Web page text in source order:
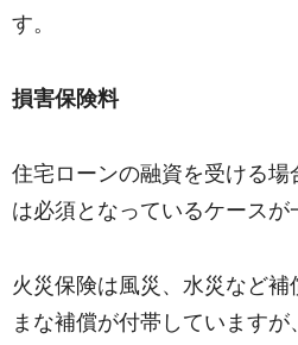
す。
損害保険料
住宅ローンの融資を受ける場
は必須となっているケースが
火災保険は風災、水災など
まな補償が付帯しています